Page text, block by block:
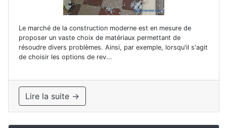
Le marché de la construction moderne est en mesure de
proposer un vaste choix de matériaux permettant de
résoudre divers problèmes. Ainsi, par exemple, lorsqu'il s'agit
de choisir les options de rev...
Lire la suite →